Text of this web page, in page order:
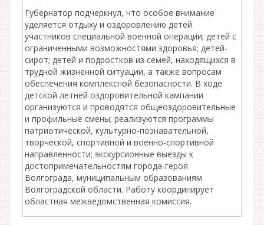
Губернатор подчеркнул, что особое внимание
уделяется отдыху и оздоровлению детей
участников специальной военной операции; детей с
ограниченными возможностями здоровья; детей-
сирот; детей и подростков из семей, находящихся в
трудной жизненной ситуации, а также вопросам
обеспечения комплексной безопасности. В ходе
детской летней оздоровительной кампании
организуются и проводятся общеоздоровительные
и профильные смены; реализуются программы
патриотической, культурно-познавательной,
творческой, спортивной и военно-спортивной
направленности; экскурсионные выезды к
достопримечательностям города-героя
Волгограда, муниципальным образованиям
Волгоградской области. Работу координирует
областная межведомственная комиссия.